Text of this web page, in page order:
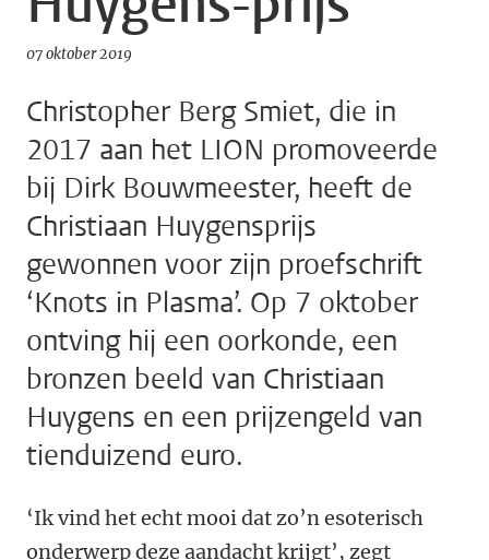
07 oktober 2019
Christopher Berg Smiet, die in
2017 aan het LION promoveerde
bij Dirk Bouwmeester, heeft de
Christiaan Huygensprijs
gewonnen voor zijn proefschrift
‘Knots in Plasma’. Op 7 oktober
ontving hij een oorkonde, een
bronzen beeld van Christiaan
Huygens en een prijzengeld van
tienduizend euro.
‘Ik vind het echt mooi dat zo’n esoterisch
onderwerp deze aandacht krijgt’, zegt